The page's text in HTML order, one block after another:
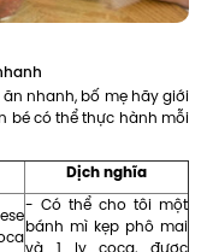
nhanh, bố mẹ hãy giới
bé có thể thực hành mỗi
Dịch nghĩa
- Có thể cho tôi một
bánh mì kẹp phô mai